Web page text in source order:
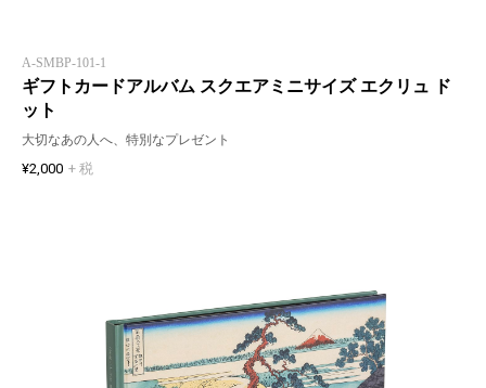
A-SMBP-101-1
ギフトカードアルバム スクエアミニサイズ エクリュ ド
ット
大切なあの人へ、特別なプレゼント
¥2,000 + 税